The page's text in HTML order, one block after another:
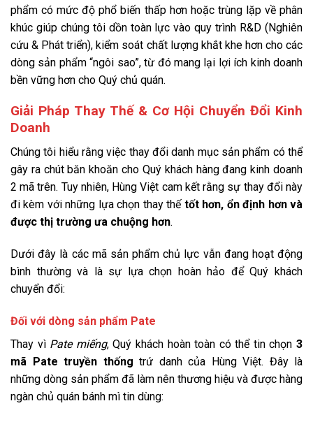
phẩm có mức độ phổ biến thấp hơn hoặc trùng lặp về phân
khúc giúp chúng tôi dồn toàn lực vào quy trình R&D (Nghiên
cứu & Phát triển), kiểm soát chất lượng khắt khe hơn cho các
dòng sản phẩm “ngôi sao”, từ đó mang lại lợi ích kinh doanh
bền vững hơn cho Quý chủ quán.
Giải Pháp Thay Thế & Cơ Hội Chuyển Đổi Kinh
Doanh
Chúng tôi hiểu rằng việc thay đổi danh mục sản phẩm có thể
gây ra chút băn khoăn cho Quý khách hàng đang kinh doanh
2 mã trên. Tuy nhiên, Hùng Việt cam kết rằng sự thay đổi này
đi kèm với những lựa chọn thay thế tốt hơn, ổn định hơn và
được thị trường ưa chuộng hơn.
Dưới đây là các mã sản phẩm chủ lực vẫn đang hoạt động
bình thường và là sự lựa chọn hoàn hảo để Quý khách
chuyển đổi:
Đối với dòng sản phẩm Pate
Thay vì Pate miếng, Quý khách hoàn toàn có thể tin chọn3
mã Pate truyền thống trứ danh của Hùng Việt. Đây là
những dòng sản phẩm đã làm nên thương hiệu và được hàng
ngàn chủ quán bánh mì tin dùng: